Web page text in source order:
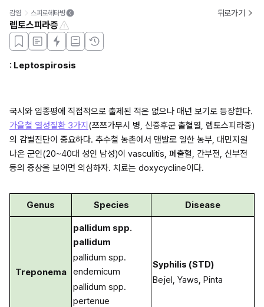
감염 스피로헤타병 뒤로가기
렙토스피라증
: Leptospirosis
가을철 열성질환 3가지 (쯔쯔가무시 병, 신증후군 출혈열, 렙토스피라증)
의 감별진단이 중요하다. 추수철 농촌에서 맨발로 일한 농부, 대민지원
나온 군인(20~40대 성인 남성)이 vasculitis, 폐출혈, 간부전, 신부전
등의 증상을 보이면 의심하자. 치료는 doxycycline이다.
Genus Species Disease
Treponema
pallidum spp.
pallidum
pallidum spp.
endemicum
pallidum spp.
pertenue
Syphilis (STD)
Bejel, Yaws, Pinta